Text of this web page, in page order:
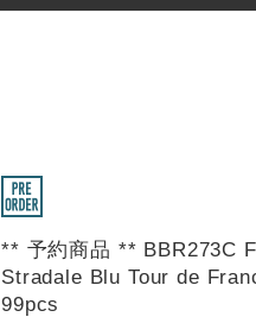
** 予約商品 ** BBR273C
Stradale Blu Tour de
99pcs